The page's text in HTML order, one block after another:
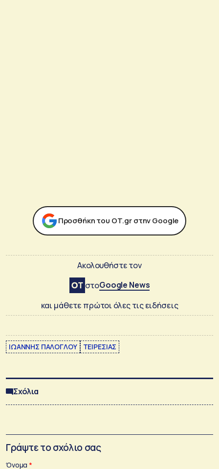
Προσθήκη του ΟΤ.gr στην Google
Ακολουθήστε τον
στοGoogle News
και μάθετε πρώτοι όλες τις ειδήσεις
ΙΩΑΝΝΗΣ ΠΑΛΟΓΛΟΥ ΤΕΙΡΕΣΙΑΣ
Σχόλια
Γράψτε το σχόλιο σας
Όνομα